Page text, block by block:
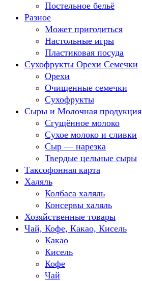
Постельное бельё
Разное
Может пригодиться
Настольные игры
Пластиковая посуда
Сухофрукты Орехи Семечки
Орехи
Очищенные семечки
Сухофрукты
Сыры и Молочная продукция
Сгущённое молоко
Сухое молоко и сливки
Сыр — нарезка
Твердые цельные сыры
Таксофонная карта
Халяль
Колбаса халяль
Консервы халяль
Хозяйственные товары
Чай, Кофе, Какао, Кисель
Какао
Кисель
Кофе
Чай